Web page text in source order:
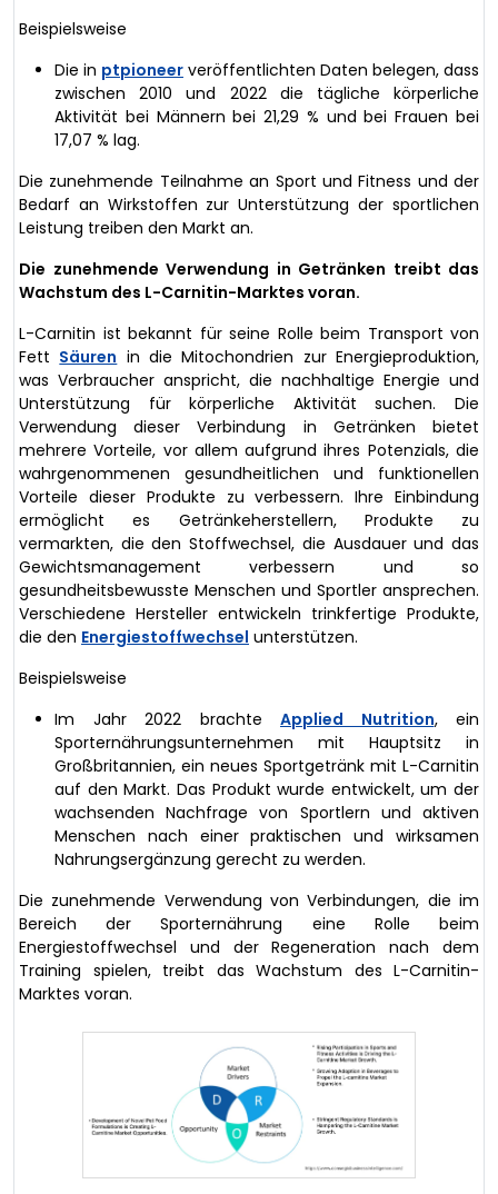
Beispielsweise
Die in ptpioneer veröffentlichten Daten belegen, dass
zwischen 2010 und 2022 die tägliche körperliche
Aktivität bei Männern bei 21,29 % und bei Frauen bei
17,07 % lag.
Die zunehmende Teilnahme an Sport und Fitness und der
Bedarf an Wirkstoffen zur Unterstützung der sportlichen
Leistung treiben den Markt an.
Die zunehmende Verwendung in Getränken treibt das
Wachstum des L-Carnitin-Marktes voran.
L-Carnitin ist bekannt für seine Rolle beim Transport von
Fett Säuren in die Mitochondrien zur Energieproduktion,
was Verbraucher anspricht, die nachhaltige Energie und
Unterstützung für körperliche Aktivität suchen. Die
Verwendung dieser Verbindung in Getränken bietet
mehrere Vorteile, vor allem aufgrund ihres Potenzials, die
wahrgenommenen gesundheitlichen und funktionellen
Vorteile dieser Produkte zu verbessern. Ihre Einbindung
ermöglicht es Getränkeherstellern, Produkte zu
vermarkten, die den Stoffwechsel, die Ausdauer und das
Gewichtsmanagement verbessern und so
gesundheitsbewusste Menschen und Sportler ansprechen.
Verschiedene Hersteller entwickeln trinkfertige Produkte,
die den Energiestoffwechsel unterstützen.
Beispielsweise
Im Jahr 2022 brachte Applied Nutrition, ein
Sporternährungsunternehmen mit Hauptsitz in
Großbritannien, ein neues Sportgetränk mit L-Carnitin
auf den Markt. Das Produkt wurde entwickelt, um der
wachsenden Nachfrage von Sportlern und aktiven
Menschen nach einer praktischen und wirksamen
Nahrungsergänzung gerecht zu werden.
Die zunehmende Verwendung von Verbindungen, die im
Bereich der Sporternährung eine Rolle beim
Energiestoffwechsel und der Regeneration nach dem
Training spielen, treibt das Wachstum des L-Carnitin-
Marktes voran.